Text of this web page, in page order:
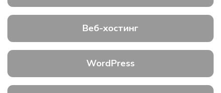
Веб-хостинг
WordPress